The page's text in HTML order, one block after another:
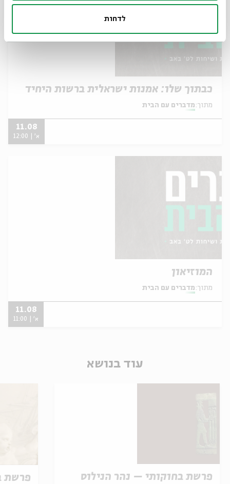
לדחות
כבתוך שלו: אמנות ישראלית ברשות היחיד
מתוך: מדברים עם הבית
11.08
א' | 12:00
המוזיאון
מתוך: מדברים עם הבית
11.08
א' | 11:00
עוד בנושא
פרשת בחוקותי – נהר הנילוס פרשת